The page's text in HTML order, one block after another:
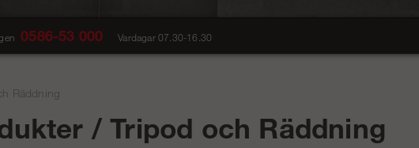
0586-53 000 Vardagar 07.30-16.30
Räddning
/ Tripod och Räddning